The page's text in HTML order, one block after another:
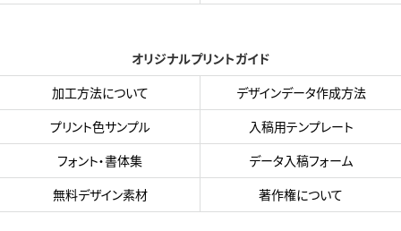
オリジナルプリントガイド
加工方法について
デザインデータ作成方法
プリント色サンプル
入稿用テンプレート
フォント・書体集
データ入稿フォーム
無料デザイン素材
著作権について